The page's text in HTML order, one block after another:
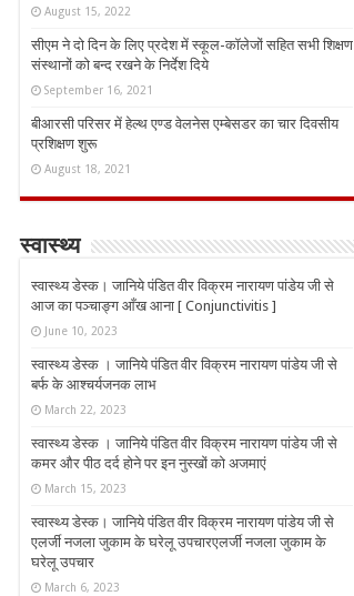
August 15, 2022
सीएम ने दो दिन के लिए प्रदेश में स्कूल-कॉलेजों सहित सभी शिक्षण
संस्थानों को बन्द रखने के निर्देश दिये
September 16, 2021
बीआरसी परिसर में हेल्थ एण्ड वेलनेस एम्बेसडर का चार दिवसीय
प्रशिक्षण शुरू
August 18, 2021
स्वास्थ्य
स्वास्थ्य डेस्क। जानिये पंडित वीर विक्रम नारायण पांडेय जी से
आज का पञ्चाङ्ग आँख आना [ Conjunctivitis ]
June 10, 2023
स्वास्थ्य डेस्क । जानिये पंडित वीर विक्रम नारायण पांडेय जी से
बर्फ के आश्चर्यजनक लाभ
March 22, 2023
स्वास्थ्य डेस्क । जानिये पंडित वीर विक्रम नारायण पांडेय जी से
कमर और पीठ दर्द होने पर इन नुस्‍खों को अजमाएं
March 15, 2023
स्वास्थ्य डेस्क। जानिये पंडित वीर विक्रम नारायण पांडेय जी से
एलर्जी नजला जुकाम के घरेलू उपचारएलर्जी नजला जुकाम के
घरेलू उपचार
March 6, 2023